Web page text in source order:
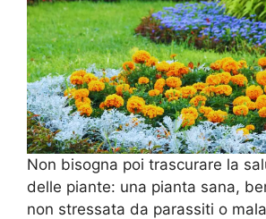
Non bisogna poi trascurare la
delle piante: una pianta sana,
non stressata da parassiti o